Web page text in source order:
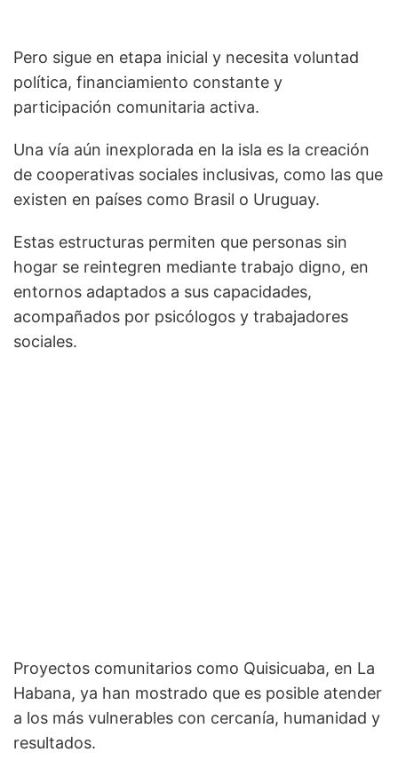
Pero sigue en etapa inicial y necesita voluntad
política, financiamiento constante y
participación comunitaria activa.
Una vía aún inexplorada en la isla es la creación
de cooperativas sociales inclusivas, como las que
existen en países como Brasil o Uruguay.
Estas estructuras permiten que personas sin
hogar se reintegren mediante trabajo digno, en
entornos adaptados a sus capacidades,
acompañados por psicólogos y trabajadores
sociales.
Proyectos comunitarios como Quisicuaba, en La
Habana, ya han mostrado que es posible atender
a los más vulnerables con cercanía, humanidad y
resultados.